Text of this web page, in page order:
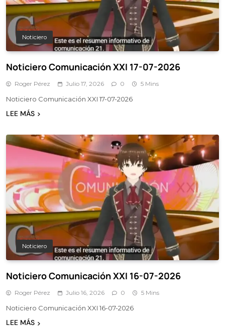
Noticiero
Noticiero Comunicación XXI 17-07-2026
Roger Pérez Julio 17, 2026 0 5 Mins
Noticiero Comunicación XXI 17-07-2026
LEE MÁS
Noticiero
Noticiero Comunicación XXI 16-07-2026
Roger Pérez Julio 16, 2026 0 5 Mins
Noticiero Comunicación XXI 16-07-2026
LEE MÁS